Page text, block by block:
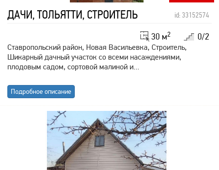
ДАЧИ, ТОЛЬЯТТИ, СТРОИТЕЛЬ id: 33152574
0/2
30 м2
Ставропольский район, Новая Васильевка, Строитель,
Шикарный дачный участок со всеми насаждениями,
плодовым садом, сортовой малиной и...
Подробное описание